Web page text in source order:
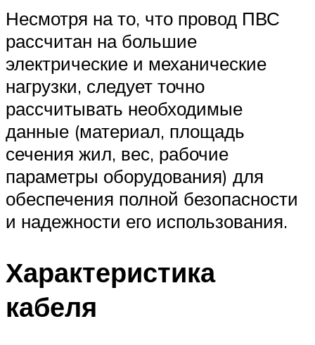
Несмотря на то, что провод ПВС
рассчитан на большие
электрические и механические
нагрузки, следует точно
рассчитывать необходимые
данные (материал, площадь
сечения жил, вес, рабочие
параметры оборудования) для
обеспечения полной безопасности
и надежности его использования.
Характеристика
кабеля